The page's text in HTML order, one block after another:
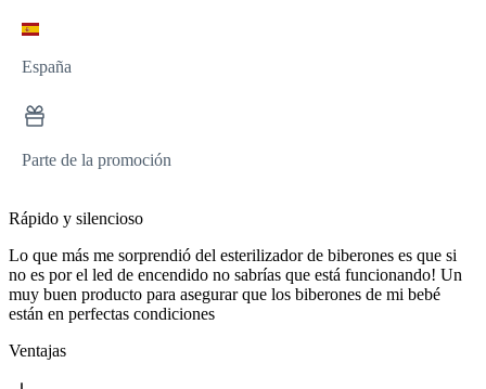
España
Parte de la promoción
Rápido y silencioso
Lo que más me sorprendió del esterilizador de biberones es que si
no es por el led de encendido no sabrías que está funcionando! Un
muy buen producto para asegurar que los biberones de mi bebé
están en perfectas condiciones
Ventajas